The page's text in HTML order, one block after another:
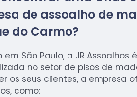
de assoalho de
do Carmo?
em São Paulo, a JR Assoalhos
no setor de pisos de
os seus clientes, a empresa
como: